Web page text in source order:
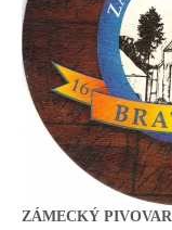
ZÁMECKÝ PIVOVAR